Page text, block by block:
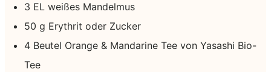
3 EL weißes Mandelmus
50 g Erythrit oder Zucker
4 Beutel Orange & Mandarine Tee von Yasashi Bio-
Tee